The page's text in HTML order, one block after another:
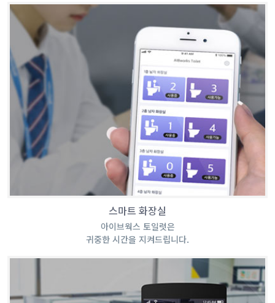
스마트 화장실
아이브웍스 토일럿은
귀중한 시간을 지켜드립니다.